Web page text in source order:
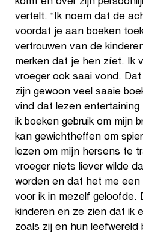
komt en over zijn
vertelt. “Ik noem dat de
voordat je aan boeken
vertrouwen van de
merken dat je hen zíet. Ik
vroeger ook saai vond.
zijn gewoon veel saaie
vind dat lezen
ik boeken gebruik om mijn
kan gewichtheffen om
lezen om mijn hersens te
vroeger niets liever wilde
worden en dat het me
voor ik in mezelf geloofde.
kinderen en ze zien dat ik
zoals zij en hun leefwereld